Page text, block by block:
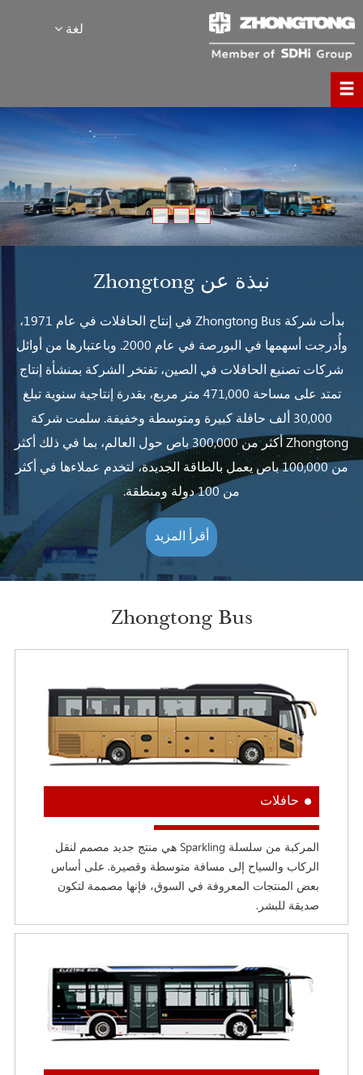
لغة
نبذة عن Zhongtong
بدأت شركة Zhongtong Bus في إنتاج الحافلات في عام 1971،
وأُدرجت أسهمها في البورصة في عام 2000. وباعتبارها من أوائل
شركات تصنيع الحافلات في الصين، تفتخر الشركة بمنشأة إنتاج
تمتد على مساحة 471,000 متر مربع، بقدرة إنتاجية سنوية تبلغ
30,000 ألف حافلة كبيرة ومتوسطة وخفيفة. سلمت شركة
Zhongtong أكثر من 300,000 باص حول العالم، بما في ذلك أكثر
من 100,000 باص يعمل بالطاقة الجديدة، لتخدم عملاءها في أكثر
من 100 دولة ومنطقة.
أقرأ المزيد
Zhongtong Bus
حافلات
المركبة من سلسلة Sparkling هي منتج جديد مصمم لنقل
الركاب والسياح إلى مسافة متوسطة وقصيرة. على أساس
بعض المنتجات المعروفة في السوق، فإنها مصممة لتكون
صديقة للبشر.